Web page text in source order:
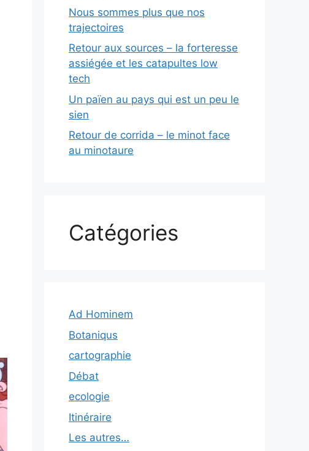
Nous sommes plus que nos
trajectoires
Retour aux sources – la forteresse
assiégée et les catapultes low
tech
Un païen au pays qui est un peu le
sien
Retour de corrida – le minot face
au minotaure
Catégories
Ad Hominem
Botaniqus
cartographie
Débat
ecologie
Itinéraire
Les autres…